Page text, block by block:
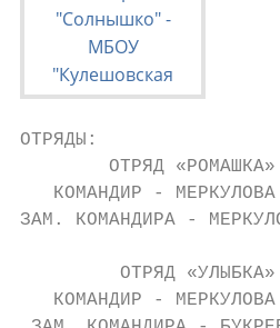
ОТРЯДЫ:
        ОТРЯД «РОМАШКА»
КОМАНДИР -
ЗАМ. КОМАНДИРА -
         ОТРЯД «УЛЫБКА»
КОМАНДИР -